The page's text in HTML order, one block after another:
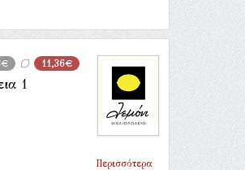
11,36€
1
Περισσότερα